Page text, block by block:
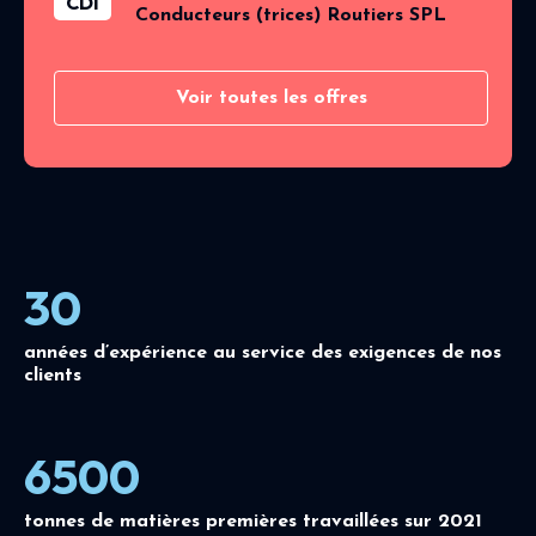
Conducteurs (trices) Routiers SPL
Voir toutes les offres
30
années d’expérience au service des exigences de nos
clients
6500
tonnes de matières premières travaillées sur 2021